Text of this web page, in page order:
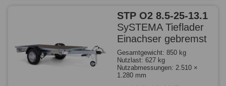
STP O2 8.5-25-13.1
SySTEMA Tieflader
Einachser gebremst
Gesamtgewicht: 850 kg
Nutzlast: 627 kg
Nutzabmessungen: 2.510 ×
1.280 mm